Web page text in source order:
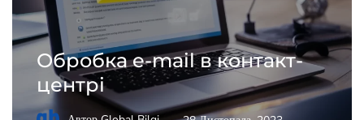
Обробка e-mail в контакт-
центрі